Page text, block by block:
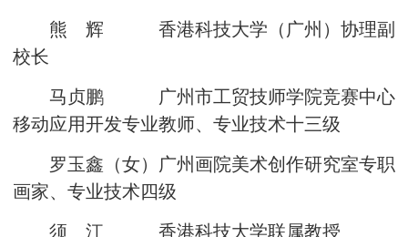
熊 辉 香港科技大学（广州）协理副
校长
马贞鹏 广州市工贸技师学院竞赛中心
移动应用开发专业教师、专业技术十三级
罗玉鑫（女）广州画院美术创作研究室专职
画家、专业技术四级
须 江 香港科技大学联属教授